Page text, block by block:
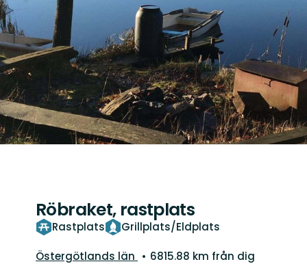
Röbraket, rastplats
Rastplats Grillplats/Eldplats
Län:
Östergötlands län
6815.88 km från dig